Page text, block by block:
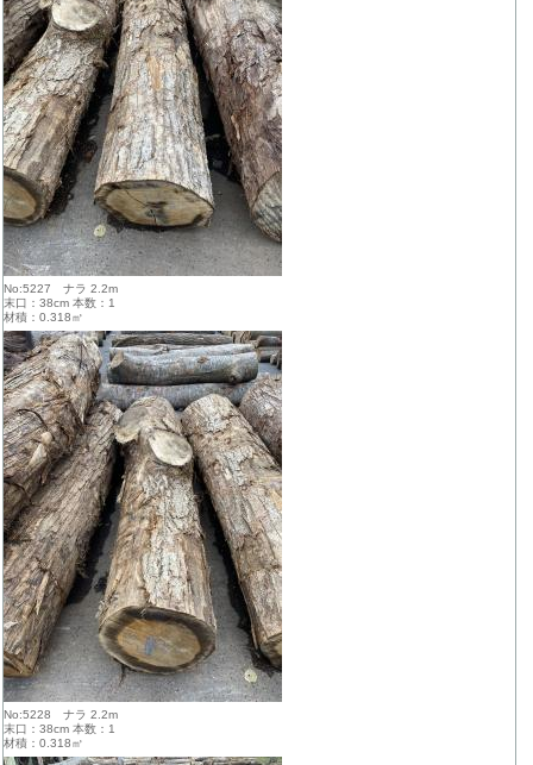
No:5227 ナラ 2.2m
末口：38cm 本数：1
材積：0.318㎥
No:5228 ナラ 2.2m
末口：38cm 本数：1
材積：0.318㎥